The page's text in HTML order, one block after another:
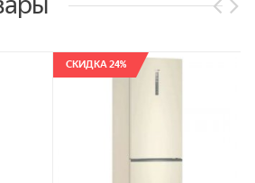
СКИДКА 24%